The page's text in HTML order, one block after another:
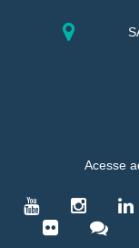
Acesse